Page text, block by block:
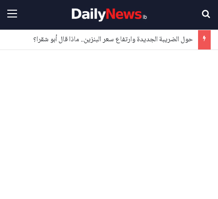
حول الضريبة الجديدة وارتفاع سعر البنزين.. ماذا قال أبو شقرا؟